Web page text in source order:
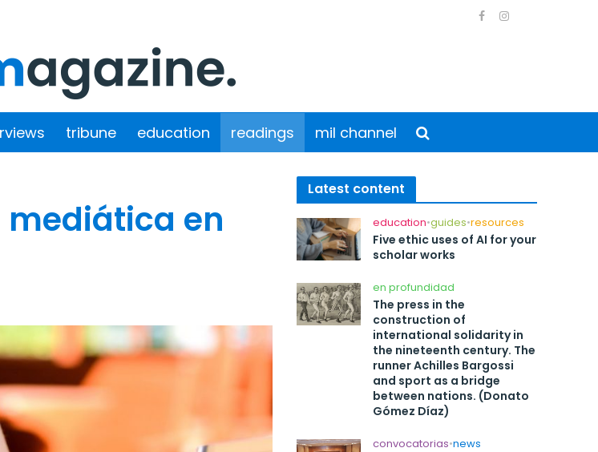
tribune education readings mil channel
en
Latest content
education•guides•resources
Five ethic uses of AI for your
scholar works
en profundidad
The press in the
construction of
international solidarity in
the nineteenth century. The
runner Achilles Bargossi
and sport as a bridge
between nations. (Donato
Gómez Díaz)
convocatorias•news